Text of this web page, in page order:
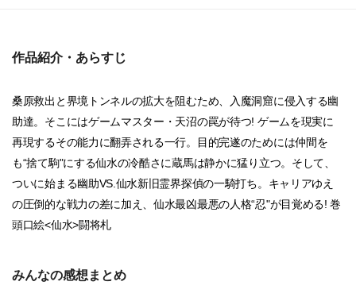
作品紹介・あらすじ
桑原救出と界境トンネルの拡大を阻むため、入魔洞窟に侵入する幽
助達。そこにはゲームマスター・天沼の罠が待つ! ゲームを現実に
再現するその能力に翻弄される一行。目的完遂のためには仲間を
も“捨て駒"にする仙水の冷酷さに蔵馬は静かに猛り立つ。そして、
ついに始まる幽助VS.仙水新旧霊界探偵の一騎打ち。キャリアゆえ
の圧倒的な戦力の差に加え、仙水最凶最悪の人格“忍"が目覚める! 巻
頭口絵<仙水>闘将札
みんなの感想まとめ